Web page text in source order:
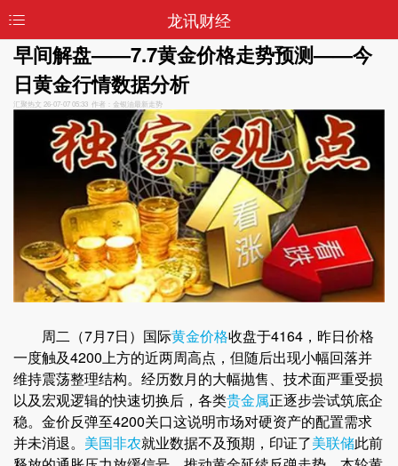
龙讯财经
早间解盘——7.7黄金价格走势预测——今
日黄金行情数据分析
汇聚热文 26-07-07 05:33 作者：金银油最新走势
周二（7月7日）国际黄金价格收盘于4164，昨日价格
一度触及4200上方的近两周高点，但随后出现小幅回落并
维持震荡整理结构。经历数月的大幅抛售、技术面严重受损
以及宏观逻辑的快速切换后，各类贵金属正逐步尝试筑底企
稳。金价反弹至4200关口这说明市场对硬资产的配置需求
并未消退。 美国非农就业数据不及预期，印证了美联储此前